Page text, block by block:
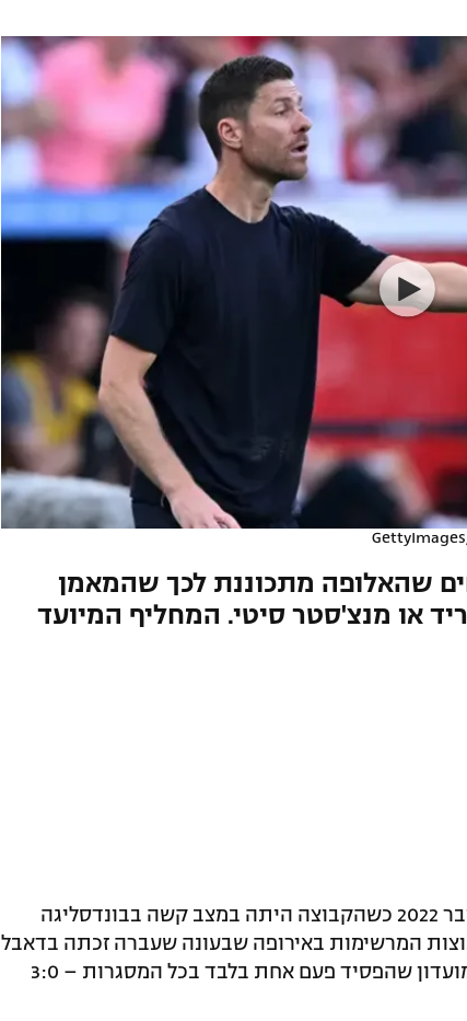
אביב
חיפה
באר שבע
ליגה סינית
ליגה ברזילאית
ליגות נוספות
שהאלופה מתכוננת לכך שהמאמן
או מנצ'סטר סיטי. המחליף המיועד
צ'אבי אלונסו הגיע לבאייר לברקוזן באוקטובר 2022 כשהקבוצה היתה במצב קשה בבונדסליגה
המרשימות באירופה שבעונה שעברה זכתה בדאבל
היסטורי, עם אליפות ראשונה בתולדות המועדון שהפסיד פעם אחת בלבד בכל המסגרות – 3:0